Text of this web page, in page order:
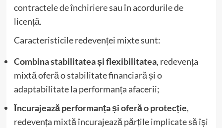
contractele de închiriere sau în acordurile de
licență.
Caracteristicile redevenței mixte sunt:
Combina stabilitatea și flexibilitatea, redevența
mixtă oferă o stabilitate financiară și o
adaptabilitate la performanța afacerii;
Încurajează performanța și oferă o protecție,
redevența mixtă încurajează părțile implicate să își